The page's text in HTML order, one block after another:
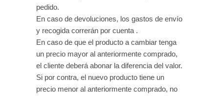
pedido.
En caso de devoluciones, los gastos de envío
y recogida correrán por cuenta .
En caso de que el producto a cambiar tenga
un precio mayor al anteriormente comprado,
el cliente deberá abonar la diferencia del valor.
Si por contra, el nuevo producto tiene un
precio menor al anteriormente comprado, no